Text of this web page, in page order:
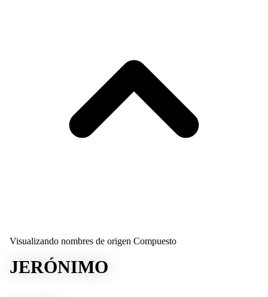
Visualizando nombres de origen Compuesto
JERÓNIMO